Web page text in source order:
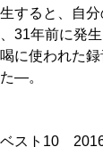
すると、自
31年前に発
に使われた
―。
ベスト10